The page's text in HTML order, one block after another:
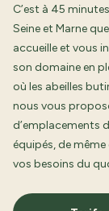
C’est à 45
Seine et Marne
accueille et vous
son domaine en
où les abeilles
nous vous
d’emplacements
équipés, de
vos besoins du